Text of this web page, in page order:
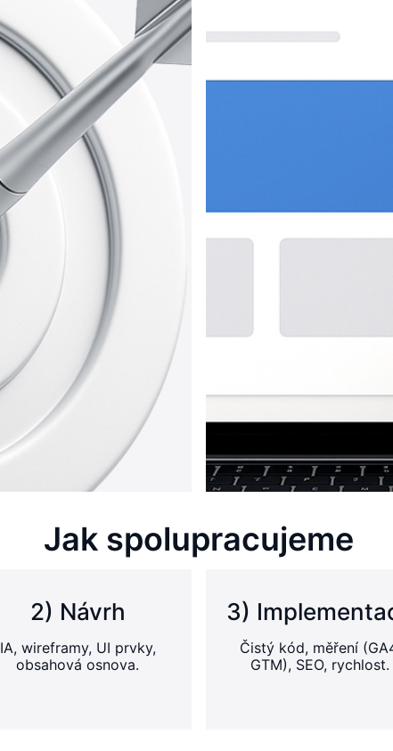
Jak spolupracujeme
2) Návrh
IA, wireframy, UI prvky,
obsahová osnova.
3)
Čistý kód, měření
GTM), SEO, rychlost.